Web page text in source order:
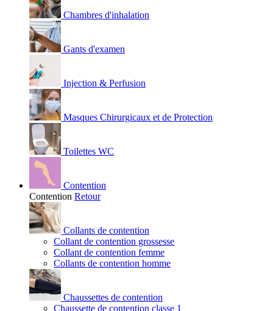
Chambres d'inhalation
Gants d'examen
Injection & Perfusion
Masques Chirurgicaux et de Protection
Toilettes WC
Contention
Contention Retour
Collants de contention
Collant de contention grossesse
Collant de contention femme
Collants de contention homme
Chaussettes de contention
Chaussette de contention classe 1